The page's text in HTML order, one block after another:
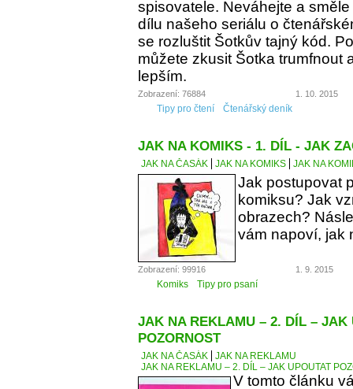
spisovatele. Neváhejte a
dílu našeho seriálu o
se rozluštit Šotkův tajný kód.
můžete zkusit Šotka trumfnout
lepším.
Zobrazení: 76884 1. 10. 2015
Tipy pro čtení Čtenářský deník
JAK NA KOMIKS - 1. DÍL - JAK
JAK NA ČASÁK JAK NA KOMIKS JAK NA
Jak postupovat
komiksu? Jak
obrazech?
vám napoví, jak
Zobrazení: 99916 1. 9. 2015
Komiks Tipy pro psaní
JAK NA REKLAMU – 2. DÍL – JAK
POZORNOST
JAK NA ČASÁK
JAK NA REKLAMU
JAK NA REKLAMU – 2. DÍL – JAK UPOUTAT
V tomto článku